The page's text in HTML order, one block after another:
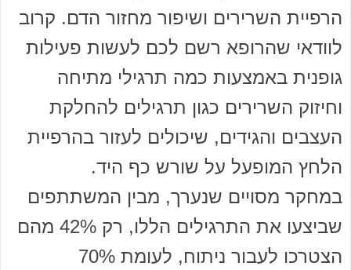
הרפיית השרירים ושיפור מחזור הדם. קרוב
לוודאי שהרופא רשם לכם לעשות פעילות
גופנית באמצעות כמה תרגילי מתיחה
וחיזוק השרירים כגון תרגילים להחלקת
העצבים והגידים, שיכולים לעזור בהרפיית
הלחץ המופעל על שורש כף היד.
במחקר מסויים שנערך, מבין המשתתפים
שביצעו את התרגילים הללו, רק 42% מהם
הצטרכו לעבור ניתוח, לעומת 70%